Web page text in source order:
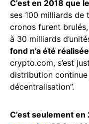
C’est en 2018 que
ses 100 milliards de
cronos furent
à 30 milliards
fond n’a été
crypto.com, s’est
distribution
décentralisation”.
C’est seulement